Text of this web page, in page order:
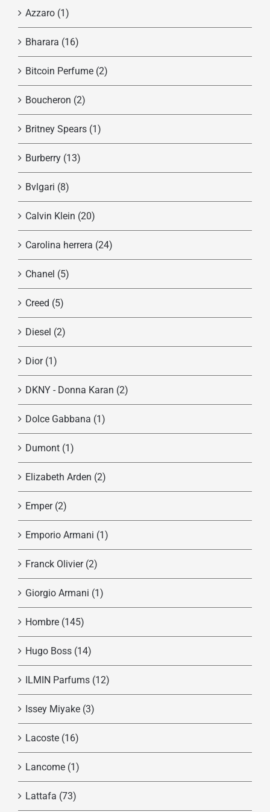
Azzaro (1)
Bharara (16)
Bitcoin Perfume (2)
Boucheron (2)
Britney Spears (1)
Burberry (13)
Bvlgari (8)
Calvin Klein (20)
Carolina herrera (24)
Chanel (5)
Creed (5)
Diesel (2)
Dior (1)
DKNY - Donna Karan (2)
Dolce Gabbana (1)
Dumont (1)
Elizabeth Arden (2)
Emper (2)
Emporio Armani (1)
Franck Olivier (2)
Giorgio Armani (1)
Hombre (145)
Hugo Boss (14)
ILMIN Parfums (12)
Issey Miyake (3)
Lacoste (16)
Lancome (1)
Lattafa (73)